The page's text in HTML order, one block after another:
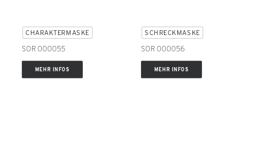
CHARAKTERMASKE
SOR 000055
MEHR INFOS
SCHRECKMASKE
SOR 000056
MEHR INFOS